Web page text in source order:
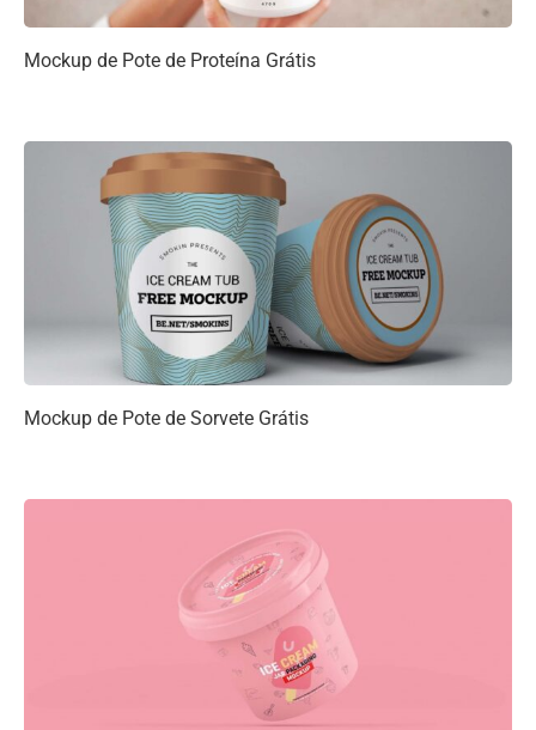
Mockup de Pote de Proteína Grátis
Mockup de Pote de Sorvete Grátis